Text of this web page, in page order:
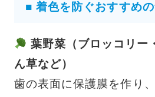
■ 着色を防ぐおすすめ
葉野菜（ブロッコリー
ん草など）
歯の表面に保護膜を作り